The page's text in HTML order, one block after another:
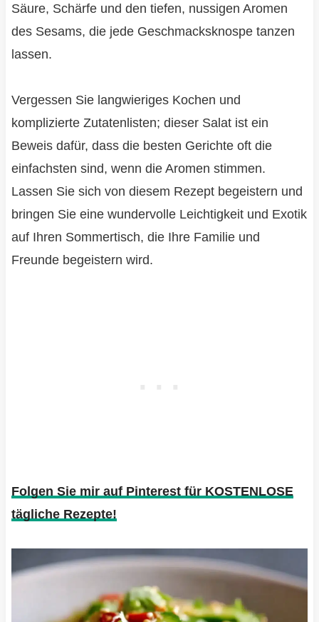
Säure, Schärfe und den tiefen, nussigen Aromen
des Sesams, die jede Geschmacksknospe tanzen
lassen.
Vergessen Sie langwieriges Kochen und
komplizierte Zutatenlisten; dieser Salat ist ein
Beweis dafür, dass die besten Gerichte oft die
einfachsten sind, wenn die Aromen stimmen.
Lassen Sie sich von diesem Rezept begeistern und
bringen Sie eine wundervolle Leichtigkeit und Exotik
auf Ihren Sommertisch, die Ihre Familie und
Freunde begeistern wird.
Folgen Sie mir auf Pinterest für KOSTENLOSE
tägliche Rezepte!